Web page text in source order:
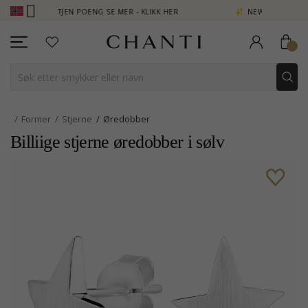
- TJEN POENG SE MER - KLIKK HER NEW COLLECTION | AURA
Former Stjerne Øredobber
Billiige stjerne øredobber i sølv